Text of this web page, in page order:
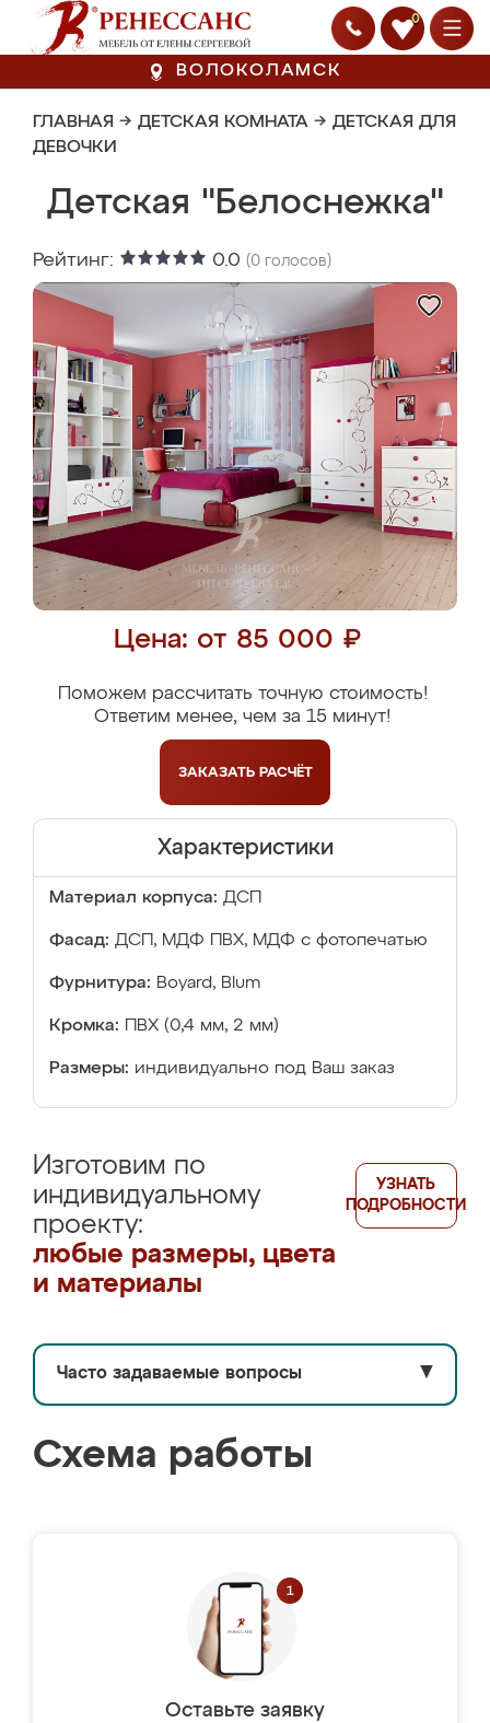
0
ВОЛОКОЛАМСК
ГЛАВНАЯ → ДЕТСКАЯ КОМНАТА → ДЕТСКАЯ ДЛЯ
ДЕВОЧКИ
Детская "Белоснежка"
Рейтинг: 0.0 (0 голосов)
Цена: от 85 000 ₽
Поможем рассчитать точную стоимость!
Ответим менее, чем за 15 минут!
ЗАКАЗАТЬ РАСЧЁТ
Характеристики
Материал корпуса: ДСП
Фасад: ДСП, МДФ ПВХ, МДФ с фотопечатью
Фурнитура: Boyard, Blum
Кромка: ПВХ (0,4 мм, 2 мм)
Размеры: индивидуально под Ваш заказ
Изготовим по
индивидуальному
проекту:
любые размеры, цвета
и материалы
УЗНАТЬ
ПОДРОБНОСТИ
Часто задаваемые вопросы ▼
Схема работы
Оставьте заявку